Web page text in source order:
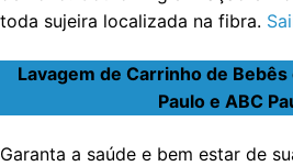
toda sujeira localizada na fibra.
Lavagem de Carrinho de Bebês
Paulo e ABC
Garanta a saúde e bem estar de